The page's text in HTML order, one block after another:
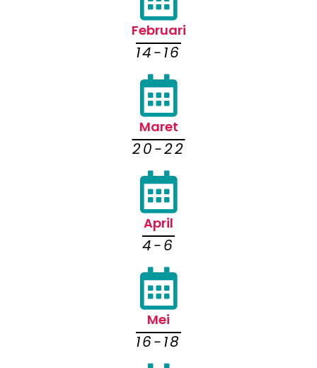
Februari
14-16
Maret
20-22
April
4-6
Mei
16-18